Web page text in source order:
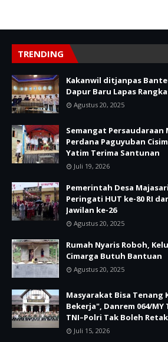
TRENDING
Kakanwil ditjanpas
Dapur Baru Lapas
Agustus 20, 2025
Semangat Persaudaraan
Perdana Paguyuban
Yatim Terima Santunan
Juli 19, 2026
Pemerintah Desa
Peringati HUT ke-80 RI
Jawilan ke-26
Agustus 20, 2025
Rumah Nyaris Roboh,
Cimarga Butuh Bantuan
Agustus 20, 2025
Masyarakat Bisa Tenang
Bekerja", Danrem 064/
TNI–Polri Tak Boleh Retak
Juli 15, 2026